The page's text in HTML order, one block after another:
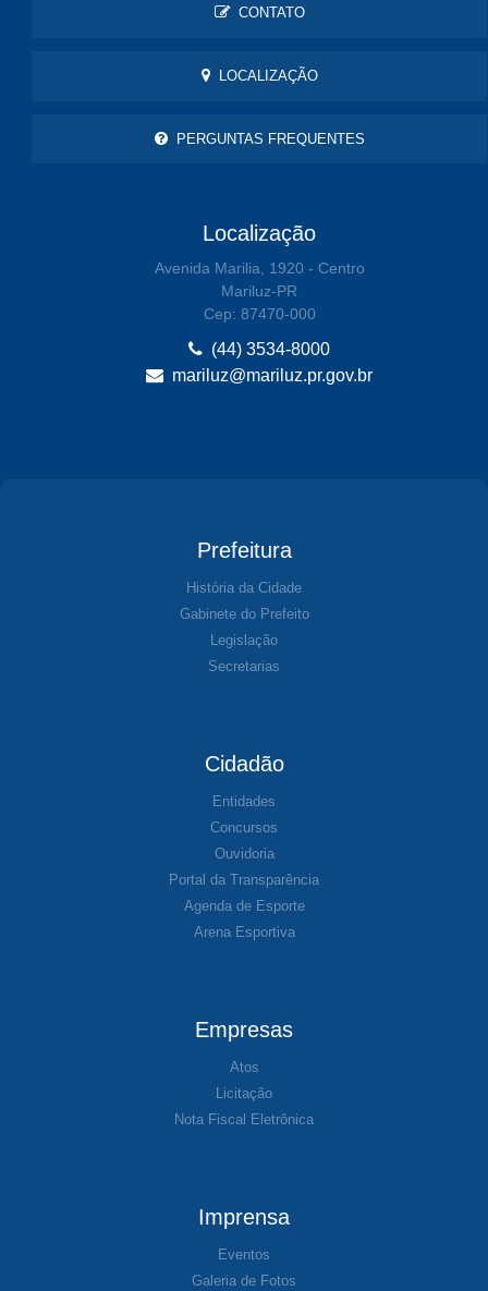
CONTATO
LOCALIZAÇÃO
PERGUNTAS FREQUENTES
Localização
Avenida Marilia, 1920 - Centro
Mariluz-PR
Cep: 87470-000
(44) 3534-8000
mariluz@mariluz.pr.gov.br
Prefeitura
História da Cidade
Gabinete do Prefeito
Legislação
Secretarias
Cidadão
Entidades
Concursos
Ouvidoria
Portal da Transparência
Agenda de Esporte
Arena Esportiva
Empresas
Atos
Licitação
Nota Fiscal Eletrônica
Imprensa
Eventos
Galeria de Fotos